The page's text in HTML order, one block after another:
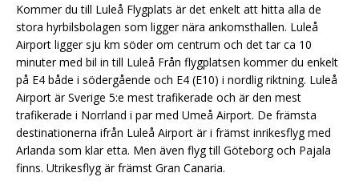
Kommer du till Luleå Flygplats är det enkelt att hitta alla de
stora hyrbilsbolagen som ligger nära ankomsthallen. Luleå
Airport ligger sju km söder om centrum och det tar ca 10
minuter med bil in till Luleå Från flygplatsen kommer du enkelt
på E4 både i södergående och E4 (E10) i nordlig riktning. Luleå
Airport är Sverige 5:e mest trafikerade och är den mest
trafikerade i Norrland i par med Umeå Airport. De främsta
destinationerna ifrån Luleå Airport är i främst inrikesflyg med
Arlanda som klar etta. Men även flyg till Göteborg och Pajala
finns. Utrikesflyg är främst Gran Canaria.